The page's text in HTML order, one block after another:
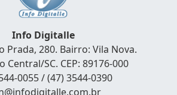
Info Digitalle
Prada, 280. Bairro: Vila Nova.
Central/SC. CEP: 89176-000
0055 / (47) 3544-0390